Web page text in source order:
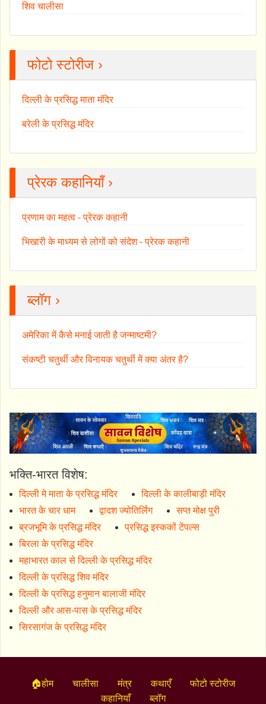
शिव चालीसा
फोटो स्टोरीज ›
दिल्ली के प्रसिद्ध माता मंदिर
बरेली के प्रसिद्ध मंदिर
प्रेरक कहानियाँ ›
प्रणाम का महत्व - प्रेरक कहानी
भिखारी के माध्यम से लोगों को संदेश - प्रेरक कहानी
ब्लॉग ›
अमेरिका में कैसे मनाई जाती है जन्माष्टमी?
संकष्टी चतुर्थी और विनायक चतुर्थी में क्या अंतर है?
भक्ति-भारत विशेष:
दिल्ली मे माता के प्रसिद्ध मंदिर
दिल्ली के कालीबाड़ी मंदिर
भारत के चार धाम
द्वादश ज्योतिर्लिंग
सप्त मोक्ष पुरी
ब्रजभूमि के प्रसिद्ध मंदिर
प्रसिद्ध इस्ककों टेंपल्स
बिरला के प्रसिद्ध मंदिर
महाभारत काल से दिल्ली के प्रसिद्ध मंदिर
दिल्ली के प्रसिद्ध शिव मंदिर
दिल्ली के प्रसिद्ध हनुमान बालाजी मंदिर
दिल्ली और आस-पास के प्रसिद्ध मंदिर
सिरसागंज के प्रसिद्ध मंदिर
🏠होम चालीसा मंत्र कथाएँ
फोटो स्टोरीज
कहानियाँ
ब्लॉग